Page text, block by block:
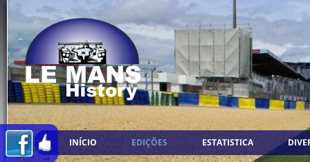
INÍCIO EDIÇÕES ESTATISTICA